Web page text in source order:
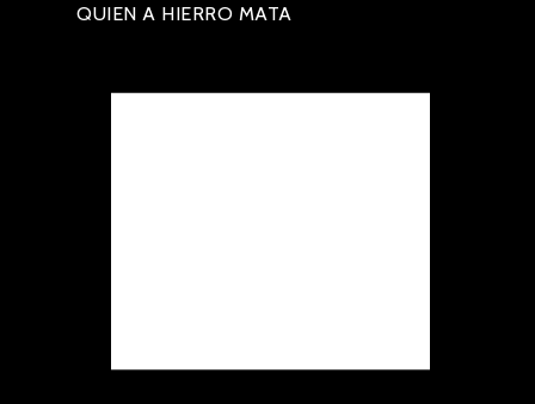
QUIEN A HIERRO MATA